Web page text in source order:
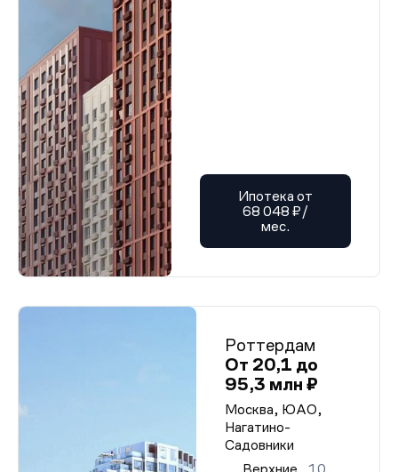
Ипотека от
68 048 ₽/
мес.
Роттердам
От 20,1 до
95,3 млн ₽
Москва, ЮАО,
Нагатино-
Садовники
Верхние
10